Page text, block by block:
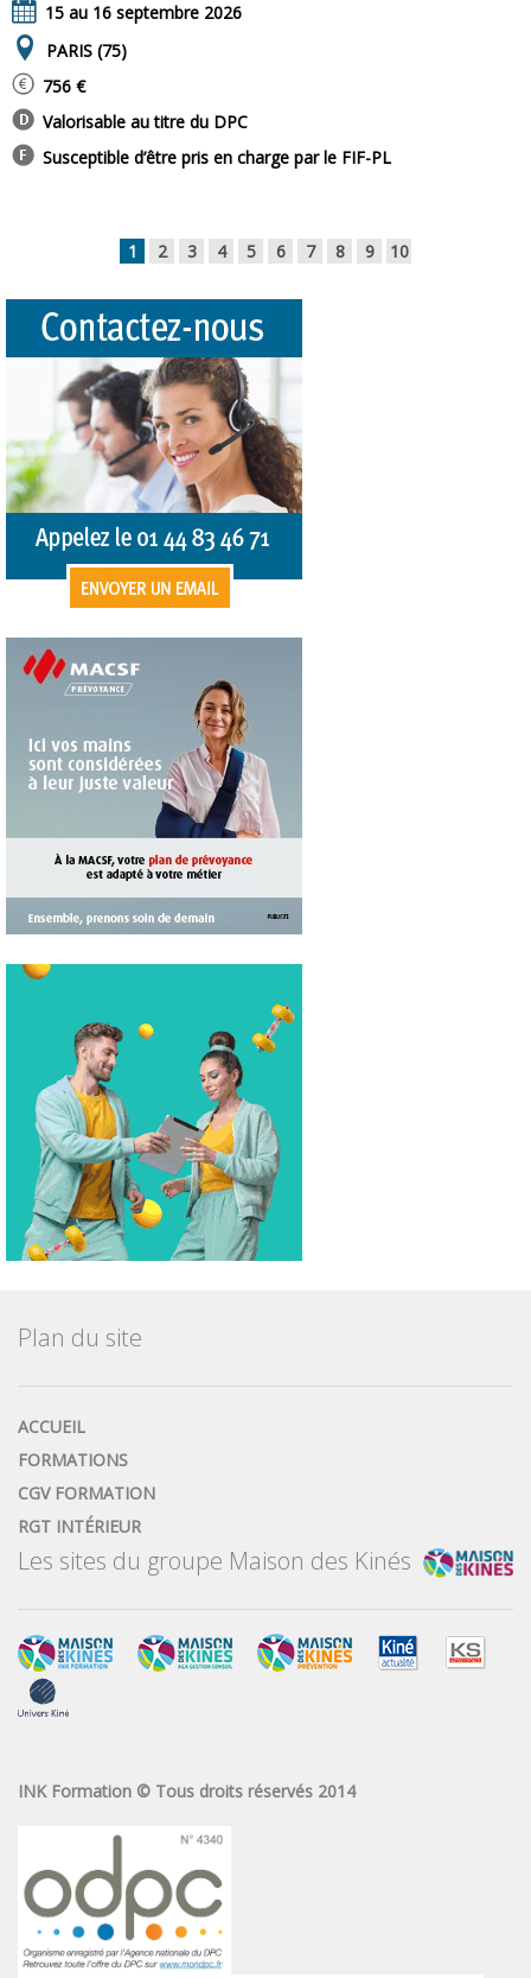
15 au 16 septembre 2026
PARIS (75)
756 €
Valorisable au titre du DPC
Susceptible d’être pris en charge par le FIF-PL
1 2 3 4 5 6 7 8 9 10
Plan du site
ACCUEIL
FORMATIONS
CGV FORMATION
RGT INTÉRIEUR
Les sites du groupe Maison des Kinés
INK Formation © Tous droits réservés 2014